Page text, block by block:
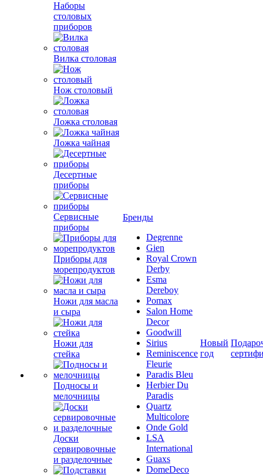
Наборы
столовых
приборов
Вилка столовая
Нож столовый
Ложка столовая
Ложка чайная
Десертные
приборы
Сервисные
приборы
Приборы для
морепродуктов
Ножи для масла
и сыра
Ножи для
стейка
Подносы и
мелочницы
Доски
сервировочные
и разделочные
Бренды
Degrenne
Gien
Royal Crown
Derby
Esma
Dereboy
Pomax
Salon Home
Decor
Goodwill
Sirius
Reminiscence
Fleurie
Paradis Bleu
Herbier Du
Paradis
Quartz
Multicolore
Onde Gold
LSA
International
Guaxs
DomeDeco
Новый
год